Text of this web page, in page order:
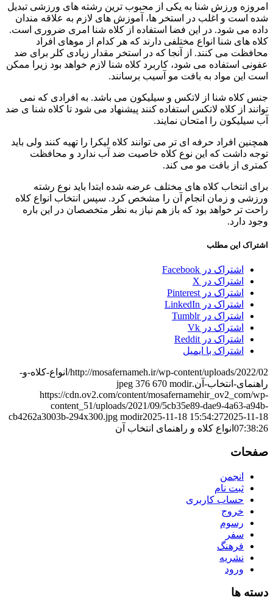
امروزه ورزش شنا به یکی از محبوب ترین رشته های ورزشی تبدیل
شده است و اغلب در استخر ها، آموزش های لازم به علاقه مندان
داده می شود. در این فضا استفاده از کلاه شنا امری ضروری است.
کلاه های شنا انواع مختلفی دارند که هر کدام از موهای افراد
محافظت می کنند. از آنجا که در استخر مقدار زیادی کلر برای ضد
عفونی استفاده می شود، کاربرد کلاه شنا لازم خواهد بود زیرا ممکن
است این مواد به بافت مو آسیب برسانند.
جنس کلاه شنا از لاتکس و سیلیکون می باشد. به افرادی که نمی
توانند از کلاه لاتکس استفاده کنند پیشنهاد می شود تا کلاه شنا ی ضد
آب سیلیکون را امتحان نمایند.
همچنین افراد حرفه ای تر می توانند کلاه لیکرا را تهیه کنند ولی باید
توجه داشت که این نوع کلاه خاصیت ضد آب ندارد و محافظت
کمتری از بافت مو می کند.
برای انتخاب کلاه های مختلف عرضه شده ابتدا باید نوع رشته
ورزشی و زمان انجام آن را مشخص کرد. سپس انتخاب انواع کلاه
راحت تر خواهد بود که باز هم نیاز به نظر متخصصان در این باره
وجود دارد.
اشتراک این مطلب
اشتراک در Facebook
اشتراک در X
اشتراک در Pinterest
اشتراک در LinkedIn
اشتراک در Tumblr
اشتراک در Vk
اشتراک در Reddit
اشتراک با ایمیل
http://mosafernameh.ir/wp-content/uploads/2022/02/انواع-کلاه-و-
راهنمای-انتخاب-آن.jpeg
376 670 modir
https://cdn.ov2.com/content/mosafernamehir_ov2_com/wp-
content_51/uploads/2021/09/5cb35e89-dae9-4a63-a94b-
cb4262a3003b-294x300.jpg modir2025-11-18 15:54:272025-11-18
07:38:26 انواع کلاه و راهنمای انتخاب آن
صفحات
انجمن
ثبت نام
حساب کاربری
خروج
رسوم
سفر
فرهنگ
نشریه
ورود
دسته ها